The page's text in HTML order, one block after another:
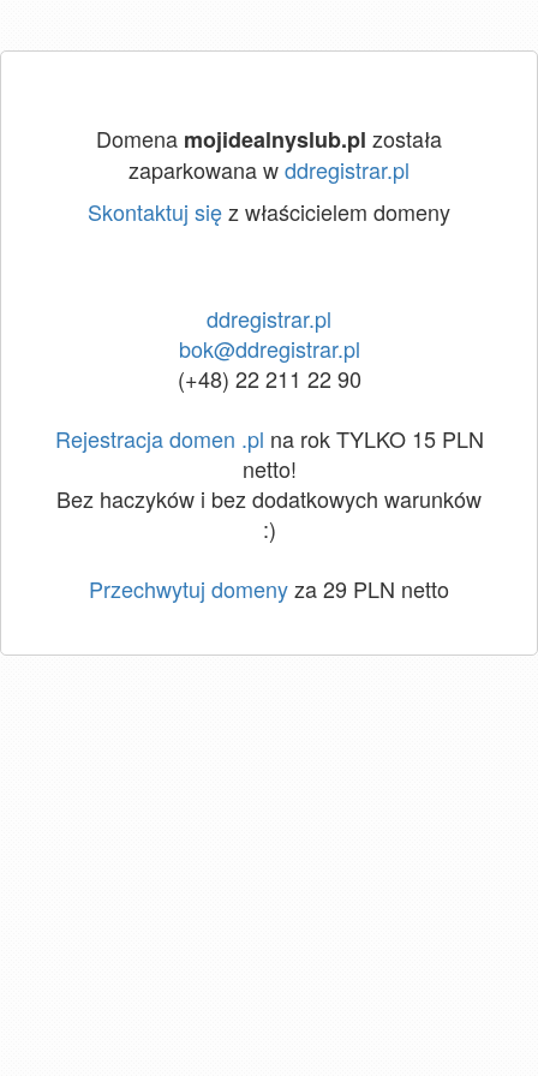
Domena mojidealnyslub.pl została
zaparkowana wddregistrar.pl
Skontaktuj sięz właścicielem domeny
ddregistrar.pl
bok@ddregistrar.pl
(+48) 22 211 22 90
Rejestracja domen .pl na rok TYLKO 15 PLN
netto!
Bez haczyków i bez dodatkowych warunków
:)
Przechwytuj domenyza 29 PLN netto